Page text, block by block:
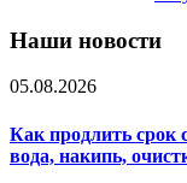
Наши новости
05.08.2026
Как продлить
вода, накипь,